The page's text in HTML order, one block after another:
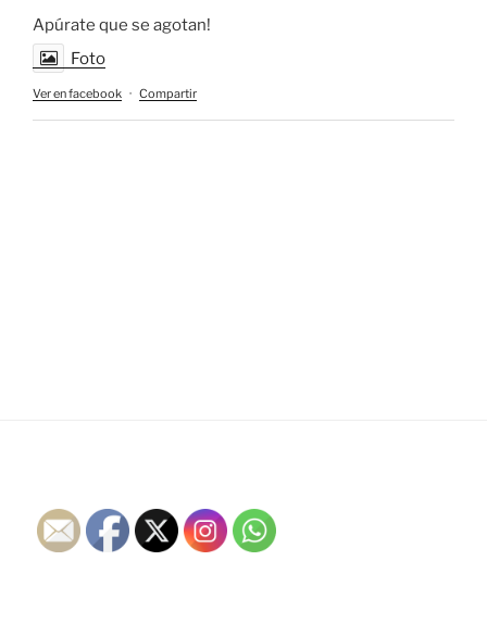
Apúrate que se agotan!
Foto
Ver en facebook · Compartir